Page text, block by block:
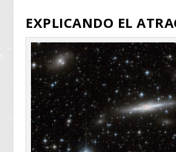
EXPLICANDO EL